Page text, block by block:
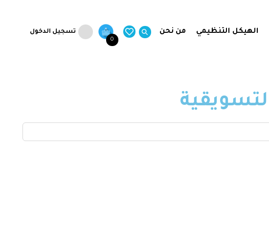
الهيكل التنظيمي من نحن
0
تسجيل الدخول